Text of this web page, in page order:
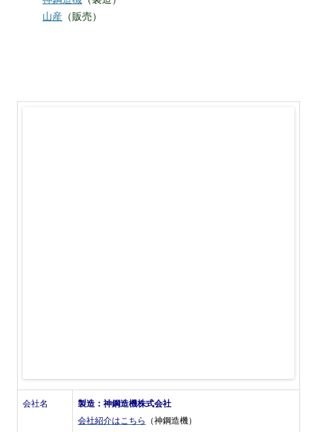
山産 （販売）
会社名
製造：神鋼造機株式会社
会社紹介はこちら
（神鋼造機）